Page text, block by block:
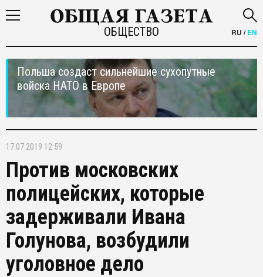
ОБЩЕСТВО RU /EN
Польша создаст сильнейшие сухопутные
войска НАТО в Европе
17.07.2019 12:59
Против московских
полицейских, которые
задерживали Ивана
Голунова, возбудили
уголовное дело